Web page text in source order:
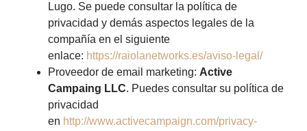
Lugo. Se puede consultar la política de
privacidad y demás aspectos legales de la
compañía en el siguiente
enlace: https://raiolanetworks.es/aviso-legal/
Proveedor de email marketing: Active
Campaing LLC. Puedes consultar su política de
privacidad
en http://www.activecampaign.com/privacy-